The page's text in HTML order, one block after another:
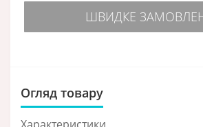
ШВИДКЕ
Огляд товару